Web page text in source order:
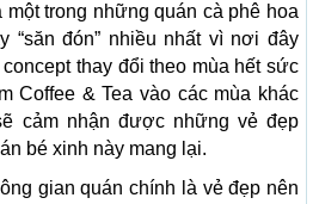
trong những quán cà phê hoa
“săn đón” nhiều nhất vì nơi đây
thay đổi theo mùa hết sức
Coffee & Tea vào các mùa khác
cảm nhận được những vẻ đẹp
bé xinh này mang lại.
gian quán chính là vẻ đẹp nên